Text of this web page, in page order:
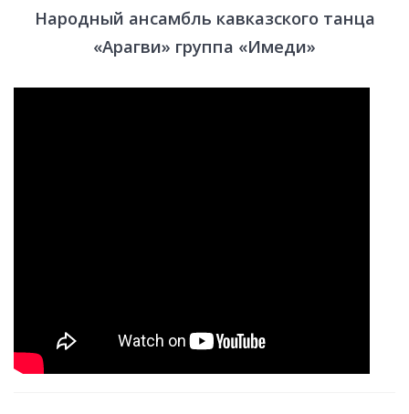
Народный ансамбль кавказского танца
«Арагви» группа «Имеди»